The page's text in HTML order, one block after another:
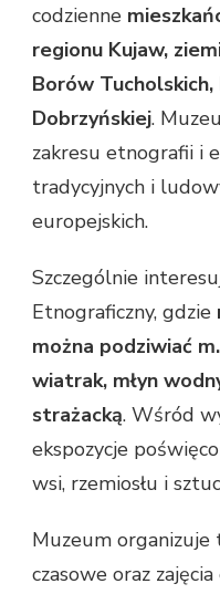
codzienne
regionu Kujaw,
Borów Tucholskich,
Dobrzyńskiej.
zakresu etnografii i
tradycyjnych i
europejskich.
Szczególnie
Etnograficzny, gdzie
można podziwiać
wiatrak, młyn
strażacką. Wśród
ekspozycje
wsi, rzemiosłu i
Muzeum
czasowe oraz